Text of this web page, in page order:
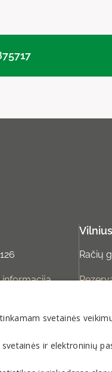
informacija
Vilnius
Račių
I-V
svetainės
ir elektroninių